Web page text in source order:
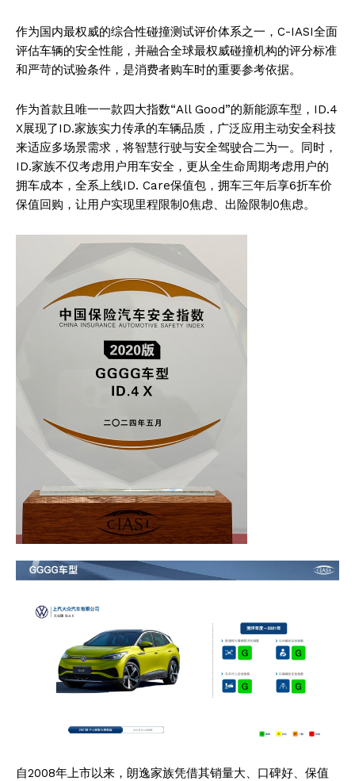
作为国内最权威的综合性碰撞测试评价体系之一，C-IASI全面
评估车辆的安全性能，并融合全球最权威碰撞机构的评分标准
和严苛的试验条件，是消费者购车时的重要参考依据。
作为首款且唯一一款四大指数“All Good”的新能源车型，ID.4
X展现了ID.家族实力传承的车辆品质，广泛应用主动安全科技
来适应多场景需求，将智慧行驶与安全驾驶合二为一。同时，
ID.家族不仅考虑用户用车安全，更从全生命周期考虑用户的
拥车成本，全系上线ID. Care保值包，拥车三年后享6折车价
保值回购，让用户实现里程限制0焦虑、出险限制0焦虑。
自2008年上市以来，朗逸家族凭借其销量大、口碑好、保值